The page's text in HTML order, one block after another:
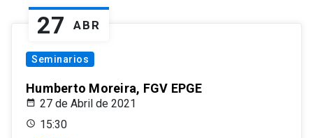
27 ABR
Seminarios
Humberto Moreira, FGV EPGE
27 de Abril de 2021
15:30